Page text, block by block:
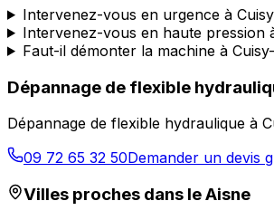
Intervenez-vous en urgence à
Intervenez-vous en haute pression
Faut-il démonter la machine à
Dépannage de flexible
Dépannage de flexible hydraulique à
09 72 65 32 50Demander un devis
Villes proches dans leAisne